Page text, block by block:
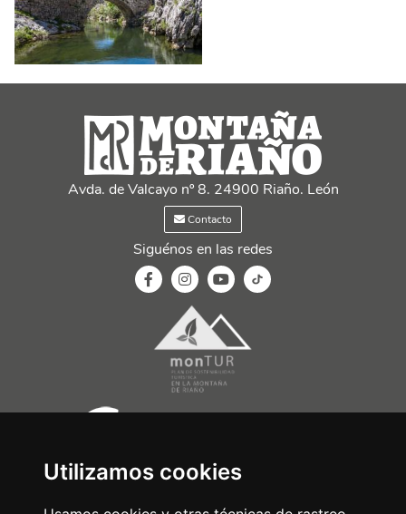
Utilizamos cookies
Avda. de Valcayo nº 8. 24900 Riaño. León
Contacto
Siguénos en las redes